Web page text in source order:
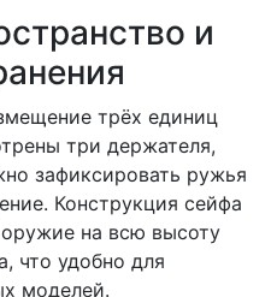
и
трёх единиц
три держателя,
зафиксировать ружья
Конструкция сейфа
оружие на всю высоту
что удобно для
моделей.